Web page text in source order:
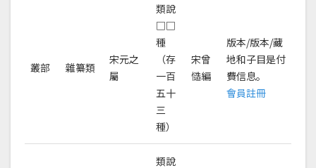
叢部 雜纂類
宋元之
屬
類說
□□
種
（存
一百
五十
三
種）
宋曾
慥編
版本/版本/藏
地和子目是付
費信息。
會員註冊
類說